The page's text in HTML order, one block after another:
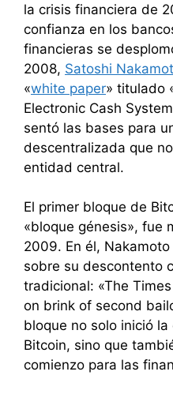
la crisis financiera de
confianza en los
financieras se
2008, Satoshi
«white paper» titulado
Electronic Cash
sentó las bases para
descentralizada que
entidad central.
El primer bloque de
«bloque génesis», fue
2009. En él,
sobre su descontento
tradicional: «The
on brink of second
bloque no solo inició
Bitcoin, sino que
comienzo para las